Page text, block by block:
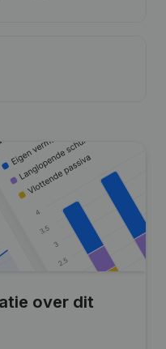
over dit